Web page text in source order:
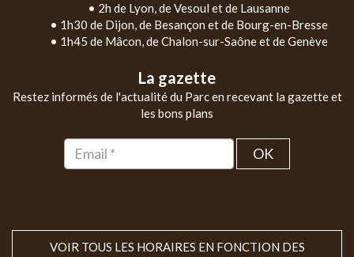
• 2h de Lyon, de Vesoul et de Lausanne
• 1h30 de Dijon, de Besançon et de Bourg-en-Bresse
• 1h45 de Mâcon, de Chalon-sur-Saône et de Genève
La gazette
Restez informés de l'actualité du Parc en recevant la gazette et
les bons plans
OK
VOIR TOUS LES HORAIRES EN FONCTION DES